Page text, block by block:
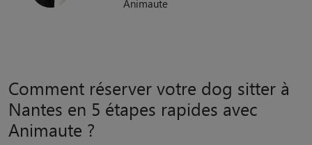
Animaute
Comment réserver votre dog sitter à
Nantes en 5 étapes rapides avec
Animaute ?